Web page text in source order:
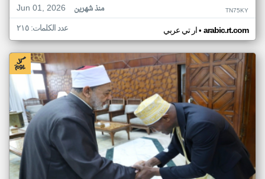
Jun 01, 2026
منذ شهرين TN75KY
ار تي عربي• arabic.rt.com عدد الكلمات: ٢١٥